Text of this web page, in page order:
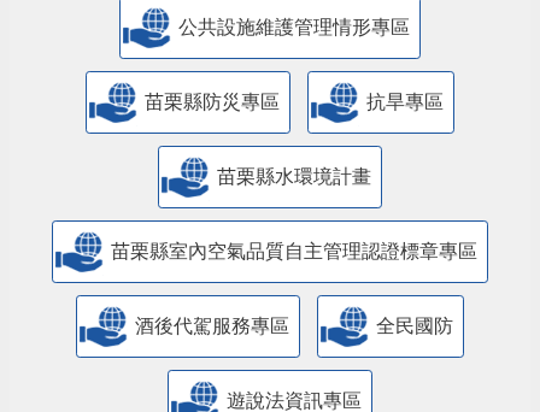
​公共設施維護管理情形專區
苗栗縣防災專區 抗旱專區
苗栗縣水環境計畫
苗栗縣室內空氣品質自主管理認證標章專區
酒後代駕服務專區 全民國防
遊說法資訊專區